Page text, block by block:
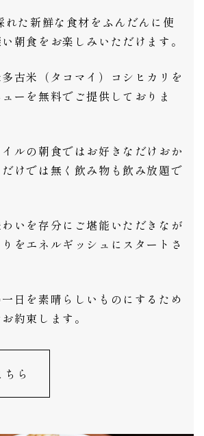
れた新鮮な食材をふんだんに使
朝食をお楽しみいただけます。
古米（タコマイ）コシヒカリを
ーを無料でご提供しておりま
ルの朝食ではお好きなだけおか
けでは無く飲み物も飲み放題で
いを存分にご堪能いただきなが
をエネルギッシュにスタートさ
日を素晴らしいものにするため
約束します。
ら